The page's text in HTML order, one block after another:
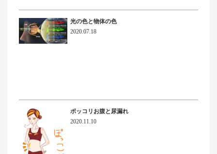
光の色と物体の色
2020.07.18
ポッコリお腹と尿漏れ
2020.11.10